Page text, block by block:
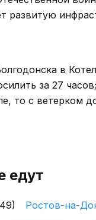
развитую
в
за 27 часов;
то с ветерком
едут
Ростов-на-